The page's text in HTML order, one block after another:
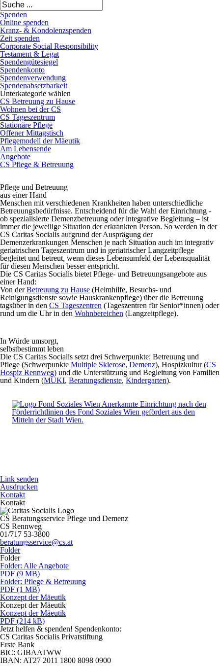
Spenden
Online spenden
Kranz- & Kondolenzspenden
Zeit spenden
Corporate Social Responsibility
Testament & Legat
Spendengütesiegel
Spendenkonto
Spendenverwendung
Spendenabsetzbarkeit
Unterkategorie wählen
CS Betreuung zu Hause
Wohnen bei der CS
CS Tageszentrum
Stationäre Pflege
Offener Mittagstisch
Pflegemodell der Mäeutik
Am Lebensende
Angebote
CS Pflege & Betreuung
Pflege und Betreuung
aus einer Hand
Menschen mit verschiedenen Krankheiten haben unterschiedliche
Betreuungsbedürfnisse. Entscheidend für die Wahl der Einrichtung -
ob spezialisierte Demenzbetreuung oder integrative Begleitung – ist
immer die jeweilige Situation der erkrankten Person. So werden in der
CS Caritas Socialis aufgrund der Ausprägung der
Demenzerkrankungen Menschen je nach Situation auch im integrativ
geriatrischen Tageszentrum und in geriatrischer Langzeitpflege
begleitet und betreut, wenn dieses Lebensumfeld der Lebensqualität
für diesen Menschen besser entspricht.
Die CS Caritas Socialis bietet Pflege- und Betreuungsangebote aus
einer Hand:
Von derBetreuung zu Hause (Heimhilfe, Besuchs- und
Reinigungsdienste sowie Hauskrankenpflege) über die Betreuung
tagsüber in den CS Tageszentren (Tageszentren für Senior*innen) oder
rund um die Uhr in den Wohnbereichen (Langzeitpflege).
In Würde umsorgt,
selbstbestimmt leben
Die CS Caritas Socialis setzt drei Schwerpunkte: Betreuung und
Pflege (Schwerpunkte Multiple Sklerose, Demenz), Hospizkultur (CS
Hospiz Rennweg) und die Unterstützung und Begleitung von Familien
und Kindern (MUKI, Beratungsdienste, Kindergarten).
Link senden
Ausdrucken
Kontakt
Kontakt
CS Beratungsservice Pflege und Demenz
CS Rennweg
01/717 53-3800
beratungsservice@cs.at
Folder
Folder
Folder: Alle Angebote
PDF (9 MB)
Folder: Pflege & Betreuung
PDF (1 MB)
Konzept der Mäeutik
Konzept der Mäeutik
Konzept der Mäeutik
PDF (214 kB)
Jetzt helfen & spenden! Spendenkonto:
CS Caritas Socialis Privatstiftung
Erste Bank
BIC: GIBAATWW
IBAN: AT27 2011 1800 8098 0900